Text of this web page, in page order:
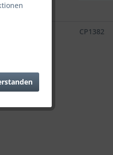
Merken
CP1382